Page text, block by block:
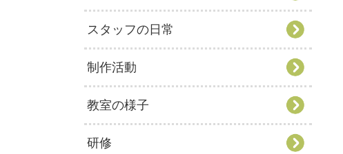
スタッフの日常
制作活動
教室の様子
研修